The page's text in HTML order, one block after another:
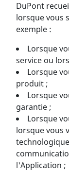
DuPont
lorsque vous
exemple :
Lorsque
service ou
Lorsque
produit ;
Lorsque
garantie ;
Lorsque
lorsque vous
l'Application ;